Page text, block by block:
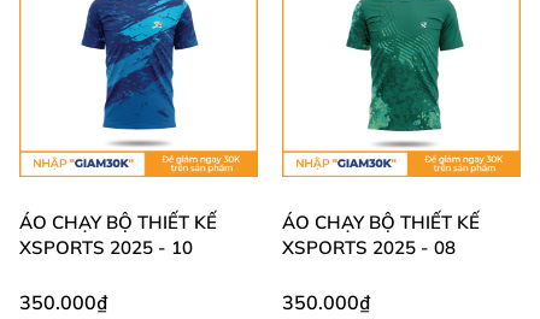
ÁO CHẠY BỘ THIẾT KẾ
XSPORTS 2025 - 10
350.000₫
ÁO CHẠY BỘ THIẾT KẾ
XSPORTS 2025 - 08
350.000₫